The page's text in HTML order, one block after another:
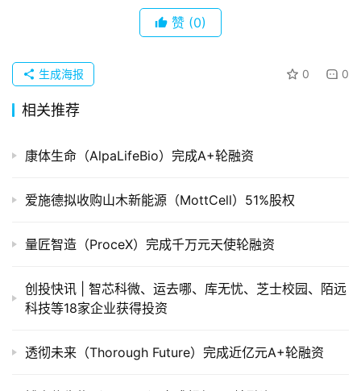
发
布
重
司
市
投
登录
投稿
赞 (0)
0 0
生成海报
相关推荐
康体生命（AlpaLifeBio）完成A+轮融资
爱施德拟收购山木新能源（MottCell）51%股权
量匠智造（ProceX）完成千万元天使轮融资
创投快讯 | 智芯科微、运去哪、库无忧、芝士校园、​陌远
科技等18家企业获得投资
透彻未来（Thorough Future）完成近亿元A+轮融资